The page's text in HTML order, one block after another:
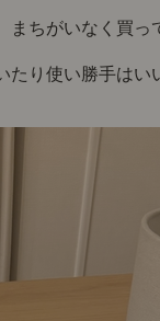
まちがいなく買っ
たり使い勝手はい